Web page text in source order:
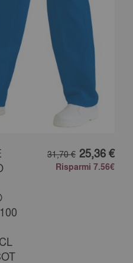
31,70 € 25,36 €
Risparmi 7.56€